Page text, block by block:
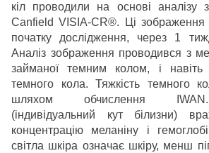
кіл проводили на основі аналізу
Canfield VISIA-CR®. Ці зображення
початку дослідження, через 1
Аналіз зображення проводився з
займаної темним колом, і навіть
темного кола. Тяжкість темного
шляхом обчислення
(індивідуальний кут білизни)
концентрацію меланіну і
світла шкіра означає шкіру, менш